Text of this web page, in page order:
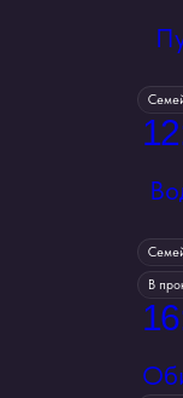
12
в
16